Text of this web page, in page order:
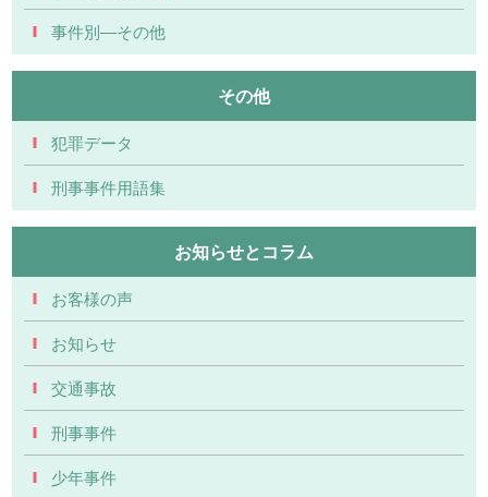
事件別―その他
その他
犯罪データ
刑事事件用語集
お知らせとコラム
お客様の声
お知らせ
交通事故
刑事事件
少年事件